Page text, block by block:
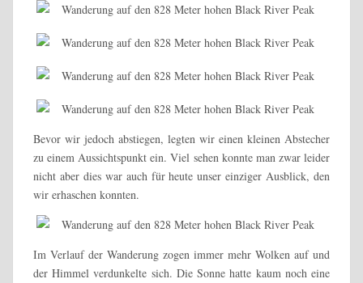
Bevor wir jedoch abstiegen, legten wir einen kleinen Abstecher
zu einem Aussichtspunkt ein. Viel sehen konnte man zwar leider
nicht aber dies war auch für heute unser einziger Ausblick, den
wir erhaschen konnten.
Im Verlauf der Wanderung zogen immer mehr Wolken auf und
der Himmel verdunkelte sich. Die Sonne hatte kaum noch eine